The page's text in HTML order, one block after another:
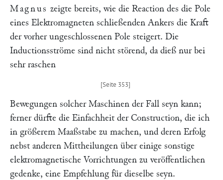
Magnus zeigte bereits, wie die Reaction des die Pole
eines Elektromagneten schließenden Ankers die Kraft
der vorher ungeschlossenen Pole steigert. Die
Inductionsströme sind nicht störend, da dieß nur bei
sehr raschen
Bewegungen solcher Maschinen der Fall seyn kann;
ferner dürfte die Einfachheit der Construction, die ich
in größerem Maaßstabe zu machen, und deren Erfolg
nebst anderen Mittheilungen über einige sonstige
elektromagnetische Vorrichtungen zu veröffentlichen
gedenke, eine Empfehlung für dieselbe seyn.